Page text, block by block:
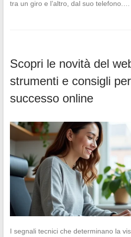
tra un giro e l’altro, dal suo telefono.…
Scopri le novità del
strumenti e consigli
successo online
I segnali tecnici che determinano la